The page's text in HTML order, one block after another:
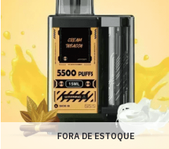
FORA DE ESTOQUE